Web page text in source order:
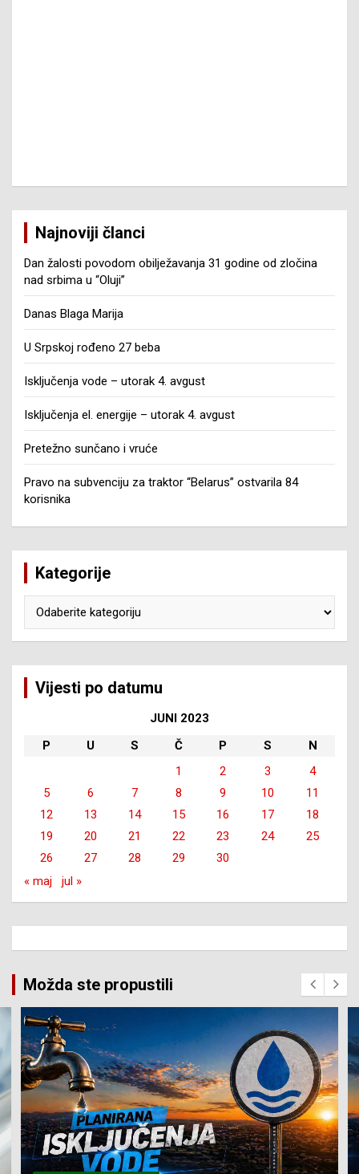
Najnoviji članci
Dan žalosti povodom obilježavanja 31 godine od zločina
nad srbima u “Oluji”
Danas Blaga Marija
U Srpskoj rođeno 27 beba
Isključenja vode – utorak 4. avgust
Isključenja el. energije – utorak 4. avgust
Pretežno sunčano i vruće
Pravo na subvenciju za traktor “Belarus” ostvarila 84
korisnika
Kategorije
Vijesti po datumu
JUNI 2023
P
U S Č P S
N
1
2 3
4
5
6 7 8 9 10
11
12
13 14 15 16 17
18
19
20 21 22 23 24
25
26
27 28 29
30
« maj
jul »
Možda ste propustili